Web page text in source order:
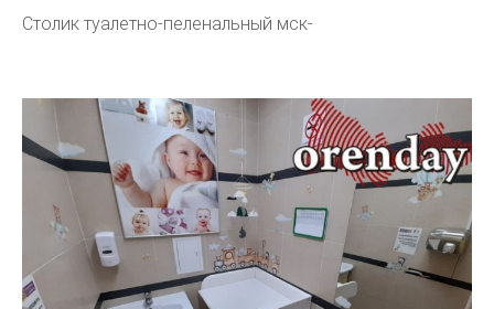
Столик туалетно-пеленальный мск-